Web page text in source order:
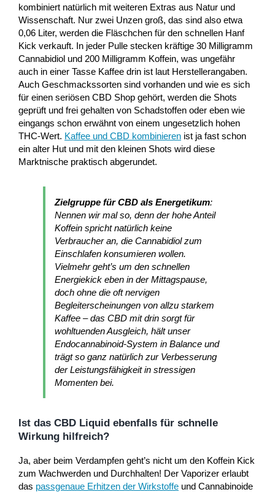
kombiniert natürlich mit weiteren Extras aus Natur und
Wissenschaft. Nur zwei Unzen groß, das sind also etwa
0,06 Liter, werden die Fläschchen für den schnellen Hanf
Kick verkauft. In jeder Pulle stecken kräftige 30 Milligramm
Cannabidiol und 200 Milligramm Koffein, was ungefähr
auch in einer Tasse Kaffee drin ist laut Herstellerangaben.
Auch Geschmackssorten sind vorhanden und wie es sich
für einen seriösen CBD Shop gehört, werden die Shots
geprüft und frei gehalten von Schadstoffen oder eben wie
eingangs schon erwähnt von einem ungesetzlich hohen
THC-Wert. Kaffee und CBD kombinieren ist ja fast schon
ein alter Hut und mit den kleinen Shots wird diese
Marktnische praktisch abgerundet.
Zielgruppe für CBD als Energetikum:
Nennen wir mal so, denn der hohe Anteil
Koffein spricht natürlich keine
Verbraucher an, die Cannabidiol zum
Einschlafen konsumieren wollen.
Vielmehr geht’s um den schnellen
Energiekick eben in der Mittagspause,
doch ohne die oft nervigen
Begleiterscheinungen von allzu starkem
Kaffee – das CBD mit drin sorgt für
wohltuenden Ausgleich, hält unser
Endocannabinoid-System in Balance und
trägt so ganz natürlich zur Verbesserung
der Leistungsfähigkeit in stressigen
Momenten bei.
Ist das CBD Liquid ebenfalls für schnelle
Wirkung hilfreich?
Ja, aber beim Verdampfen geht’s nicht um den Koffein Kick
zum Wachwerden und Durchhalten! Der Vaporizer erlaubt
das passgenaue Erhitzen der Wirkstoffe und Cannabinoide